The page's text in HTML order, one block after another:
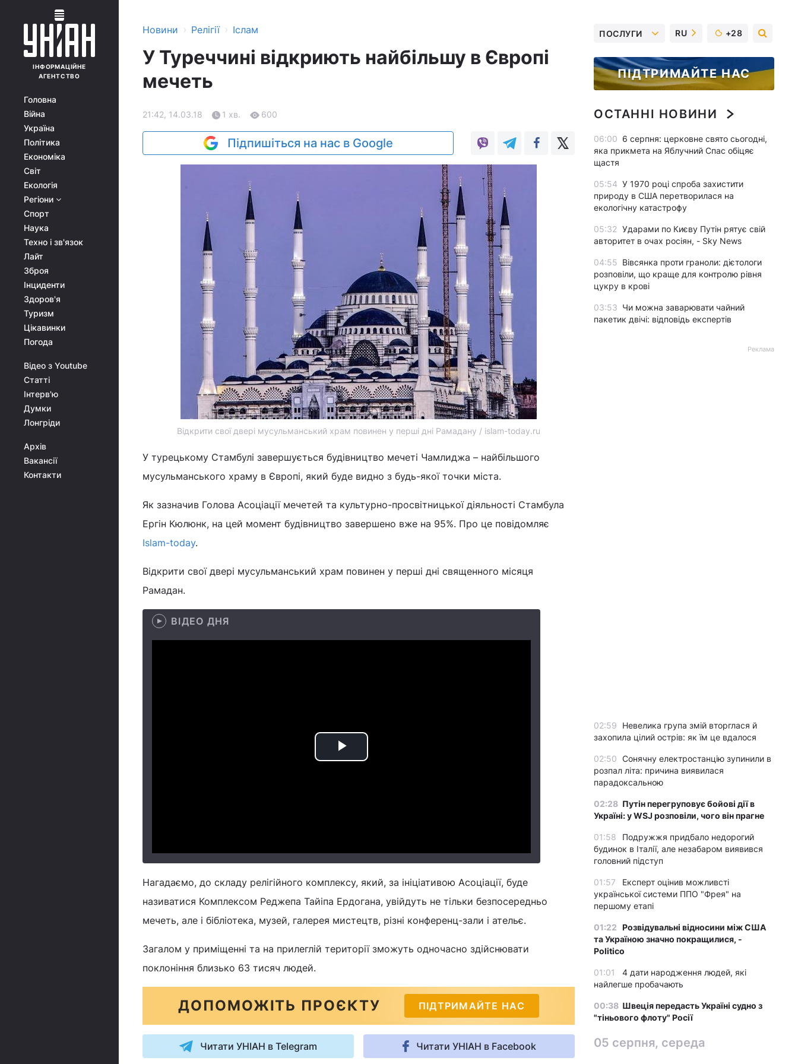
ІНФОРМАЦІЙНЕ
АГЕНТСТВО
Головна
Війна
Україна
Політика
Економіка
Світ
Екологія
Регіони
Спорт
Наука
Техно і зв'язок
Лайт
Зброя
Інциденти
Здоров'я
Туризм
Цікавинки
Погода
Відео з Youtube
Статті
Інтерв'ю
Думки
Лонгріди
Архів
Вакансії
Контакти
Новини › Релігії › Іслам
У Туреччині відкриють найбільшу в Європі
мечеть
21:42, 14.03.18 1 хв. 600
Підпишіться на нас в Google
Відкрити свої двері мусульманський храм повинен у перші дні Рамадану / islam-today.ru
У турецькому Стамбулі завершується будівництво мечеті Чамлиджа – найбільшого
мусульманського храму в Європі, який буде видно з будь-якої точки міста.
Як зазначив Голова Асоціації мечетей та культурно-просвітницької діяльності Стамбула
Ергін Кюлюнк, на цей момент будівництво завершено вже на 95%. Про це повідомляє
Islam-today.
Відкрити свої двері мусульманський храм повинен у перші дні священного місяця
Рамадан.
ВІДЕО ДНЯ
Play
Нагадаємо, до складу релігійного комплексу, який, за ініціативою Асоціації, буде
називатися Комплексом Реджепа Тайіпа Ердогана, увійдуть не тільки безпосередньо
мечеть, але і бібліотека, музей, галерея мистецтв, різні конференц-зали і ательє.
Загалом у приміщенні та на прилеглій території зможуть одночасно здійснювати
поклоніння близько 63 тисяч людей.
ДОПОМОЖІТЬ ПРОЄКТУ ПІДТРИМАЙТЕ НАС
Читати УНІАН в Telegram Читати УНІАН в Facebook
ПОСЛУГИ RU +28
ПІДТРИМАЙТЕ НАС
ОСТАННІ НОВИНИ
06:00 6 серпня: церковне свято сьогодні,
яка прикмета на Яблучний Спас обіцяє
щастя
05:54 У 1970 році спроба захистити
природу в США перетворилася на
екологічну катастрофу
05:32 Ударами по Києву Путін рятує свій
авторитет в очах росіян, - Sky News
04:55 Вівсянка проти граноли: дієтологи
розповіли, що краще для контролю рівня
цукру в крові
03:53 Чи можна заварювати чайний
пакетик двічі: відповідь експертів
Реклама
02:59
Невелика група змій вторглася й
захопила цілий острів: як їм це вдалося
02:50 Сонячну електростанцію зупинили в
розпал літа: причина виявилася
парадоксальною
02:28 Путін перегруповує бойові дії в
Україні: у WSJ розповіли, чого він прагне
01:58
Подружжя придбало недорогий
будинок в Італії, але незабаром виявився
головний підступ
01:57
Експерт оцінив можливсті
української системи ППО "Фрея" на
першому етапі
01:22 Розвідувальні відносини між США
та Україною значно покращилися, -
Politico
01:01
4 дати народження людей, які
найлегше пробачають
00:38 Швеція передасть Україні судно з
"тіньового флоту" Росії
05 серпня, середа